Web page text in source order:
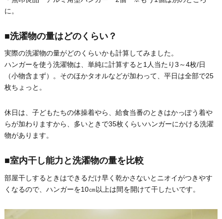
に。
■洗濯物の量はどのくらい？
実際の洗濯物の量がどのくらいかも計算してみました。
ハンガーを使う洗濯物は、単純に計算すると1人当たり3～4枚/日
（小物含まず）。そのほかタオルなどが加わって、平日は全部で25
枚ちょっと。
休日は、子どもたちの体操着やら、給食当番のときはかっぽう着や
らが加わりますから、多いときで35枚くらいハンガーにかける洗濯
物があります。
■室内干し能力と洗濯物の量を比較
部屋干しするときはできるだけ早く乾かさないとニオイがつきやす
くなるので、ハンガーを10㎝以上は間を開けて干したいです。